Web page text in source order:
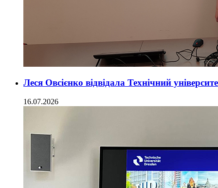
Леся Овсієнко відвідала Технічний
16.07.2026